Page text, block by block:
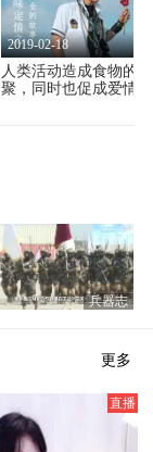
2019-02-18
人类活动造成食物的相
聚，同时也促成爱情。
兵器志
更多